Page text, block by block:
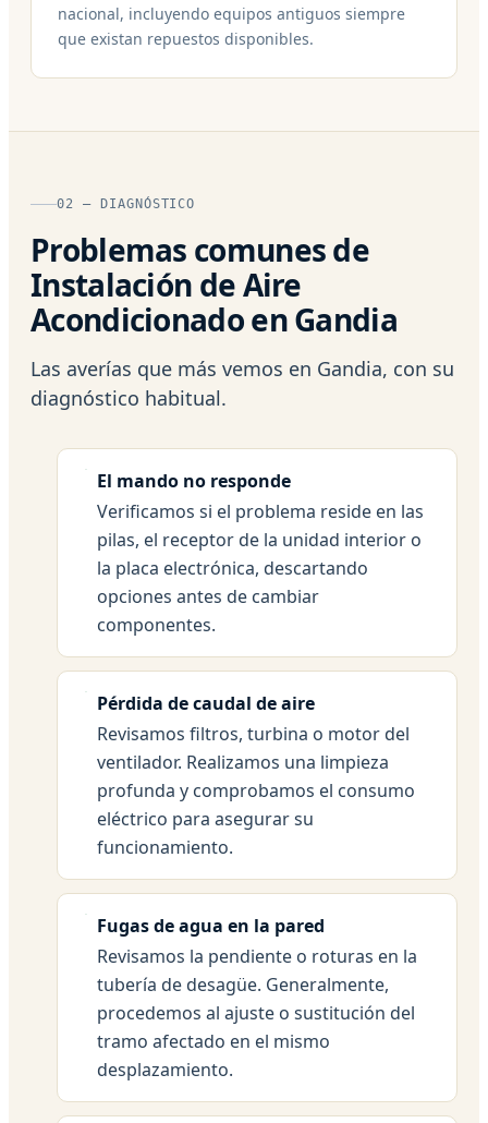
nacional, incluyendo equipos antiguos siempre
que existan repuestos disponibles.
02 — DIAGNÓSTICO
Problemas comunes de
Instalación de Aire
Acondicionado en Gandia
Las averías que más vemos en Gandia, con su
diagnóstico habitual.
El mando no responde
Verificamos si el problema reside en las
pilas, el receptor de la unidad interior o
la placa electrónica, descartando
opciones antes de cambiar
componentes.
Pérdida de caudal de aire
Revisamos filtros, turbina o motor del
ventilador. Realizamos una limpieza
profunda y comprobamos el consumo
eléctrico para asegurar su
funcionamiento.
Fugas de agua en la pared
Revisamos la pendiente o roturas en la
tubería de desagüe. Generalmente,
procedemos al ajuste o sustitución del
tramo afectado en el mismo
desplazamiento.